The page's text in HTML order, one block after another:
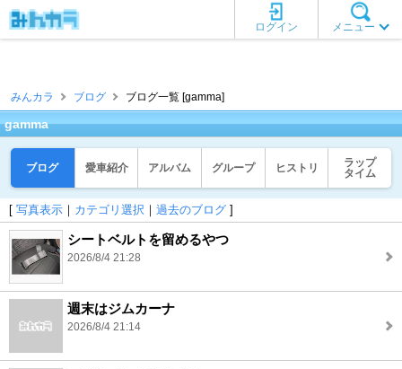
メニュー
ログイン
みんカラ ブログ ブログ一覧 [gamma]
gamma
ブログ 愛車紹介 アルバム グループ ヒストリ
ラップ
タイム
[ 写真表示 ｜ カテゴリ選択 ｜ 過去のブログ ]
シートベルトを留めるやつ
2026/8/4 21:28
週末はジムカーナ
2026/8/4 21:14